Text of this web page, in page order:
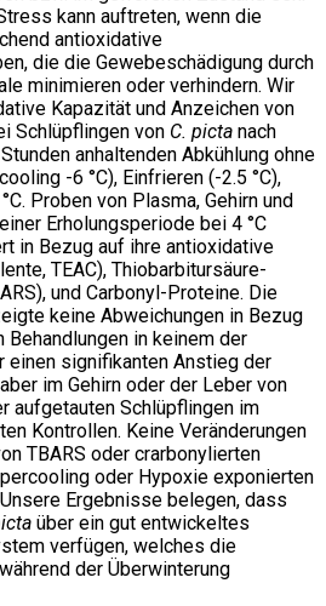
kann auftreten, wenn die
antioxidative
die die Gewebeschädigung durch
minimieren oder verhindern. Wir
Kapazität und Anzeichen von
Schlüpflingen von C. picta nach
anhaltenden Abkühlung ohne
-6 °C), Einfrieren (-2.5 °C),
Proben von Plasma, Gehirn und
Erholungsperiode bei 4 °C
in Bezug auf ihre antioxidative
TEAC), Thiobarbitursäure-
und Carbonyl-Proteine. Die
keine Abweichungen in Bezug
in keinem der
einen signifikanten Anstieg der
im Gehirn oder der Leber von
aufgetauten Schlüpflingen im
Kontrollen. Keine Veränderungen
TBARS oder crarbonylierten
oder Hypoxie exponierten
Ergebnisse belegen, dass
über ein gut entwickeltes
verfügen, welches die
der Überwinterung